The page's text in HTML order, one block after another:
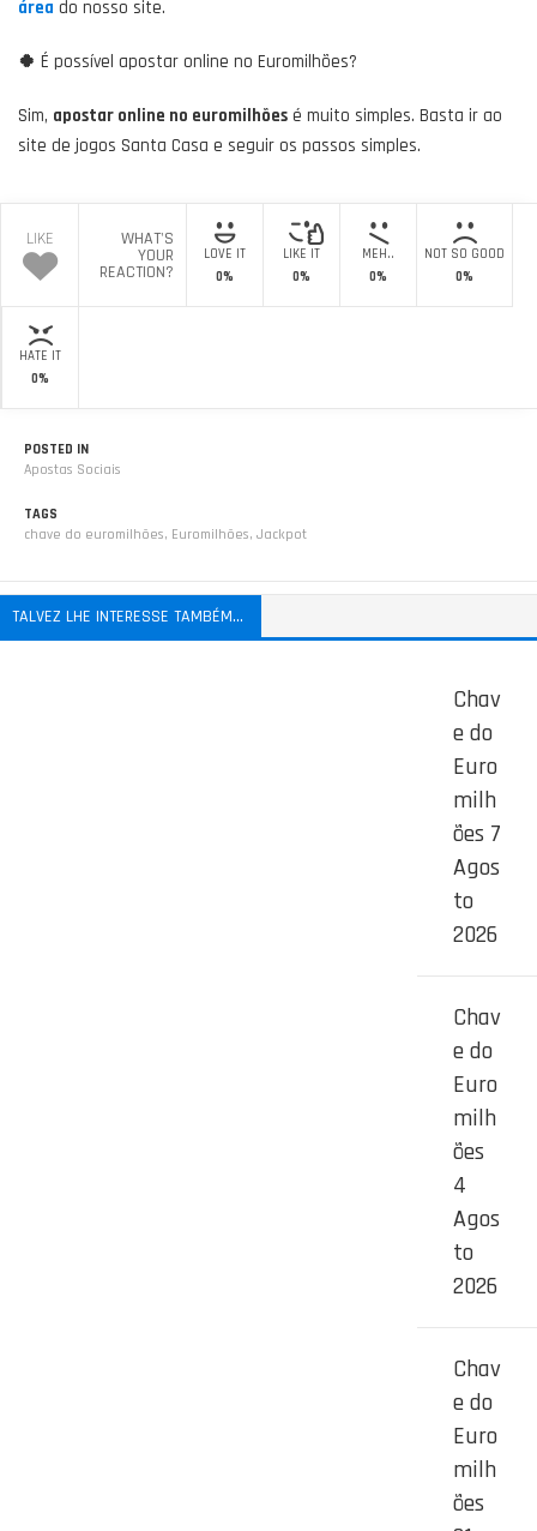
área do nosso site.
🍀 É possível apostar online no Euromilhões?
Sim, apostar online no euromilhões é muito simples. Basta ir ao
site de jogos Santa Casa e seguir os passos simples.
LIKE WHAT'S
YOUR
REACTION?
LOVE IT
0%
LIKE IT
0%
MEH..
0%
NOT SO GOOD
0%
HATE IT
0%
POSTED IN
Apostas Sociais
TAGS
chave do euromilhões, Euromilhões, Jackpot
TALVEZ LHE INTERESSE TAMBÉM...
Chav
e do
Euro
milh
ões 7
Agos
to
2026
Chav
e do
Euro
milh
ões
4
Agos
to
2026
Chav
e do
Euro
milh
ões